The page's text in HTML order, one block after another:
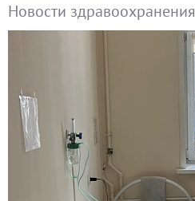
Новости здравоохранения